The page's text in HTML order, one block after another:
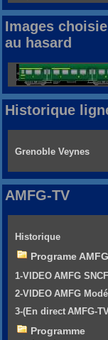
Images
au hasard
Historique
Grenoble Veynes
AMFG-TV
Historique
Programe
1-VIDEO AMFG SNCF
2-VIDEO AMFG
3-(En direct AMFG-
Programme